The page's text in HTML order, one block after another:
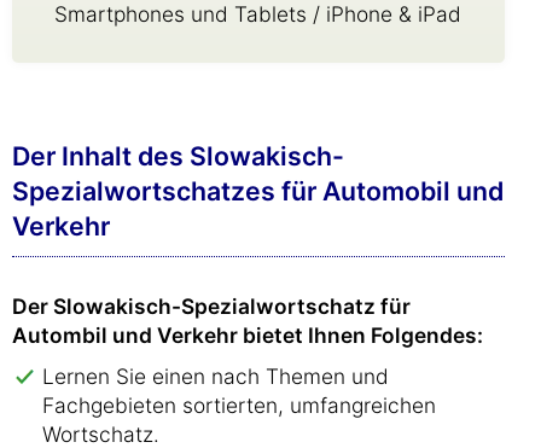
Smartphones und Tablets / iPhone & iPad
Der Inhalt des Slowakisch-
Spezialwortschatzes für Automobil und
Verkehr
Der Slowakisch-Spezialwortschatz für
Autombil und Verkehr bietet Ihnen Folgendes:
Lernen Sie einen nach Themen und
Fachgebieten sortierten, umfangreichen
Wortschatz.